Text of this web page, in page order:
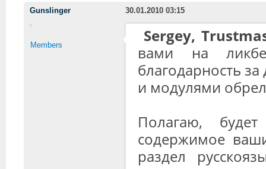
Gunslinger 30.01.2010 03:15
Members
Sergey,
вами на
благодарность
и модулями
Полагаю,
содержимое
раздел